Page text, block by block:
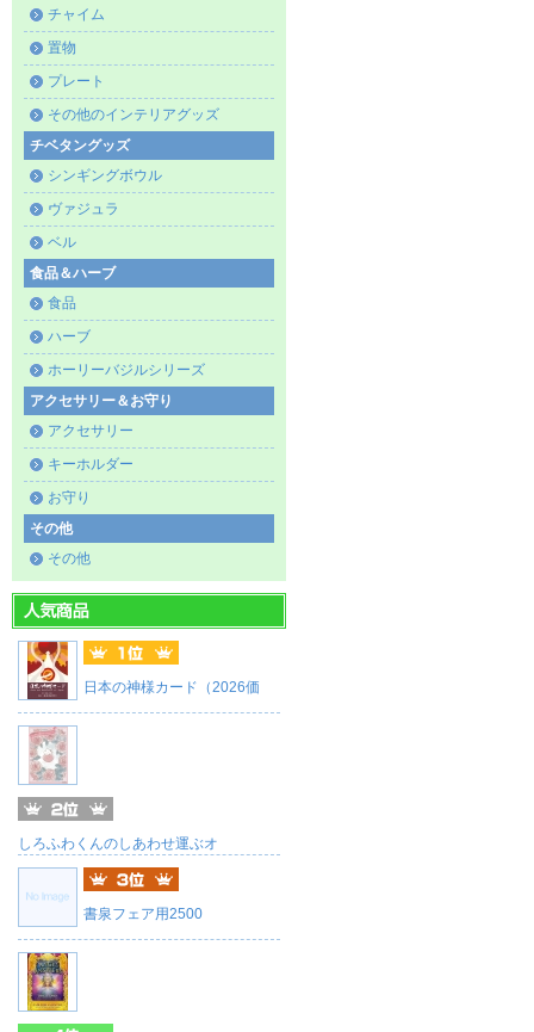
チャイム
置物
プレート
その他のインテリアグッズ
チベタングッズ
シンギングボウル
ヴァジュラ
ベル
食品＆ハーブ
食品
ハーブ
ホーリーバジルシリーズ
アクセサリー＆お守り
アクセサリー
キーホルダー
お守り
その他
その他
日本の神様カード（2026価
しろふわくんのしあわせ運ぶオ
書泉フェア用2500